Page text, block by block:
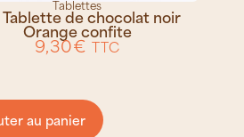
Tablettes
Tablette de chocolat noir
Orange confite
9,30€ TTC
au panier